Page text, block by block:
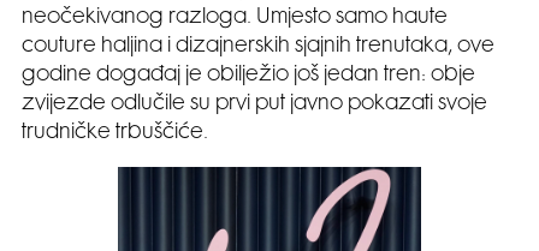
neočekivanog razloga. Umjesto samo haute
couture haljina i dizajnerskih sjajnih trenutaka, ove
godine događaj je obilježio još jedan tren: obje
zvijezde odlučile su prvi put javno pokazati svoje
trudničke trbuščiće.